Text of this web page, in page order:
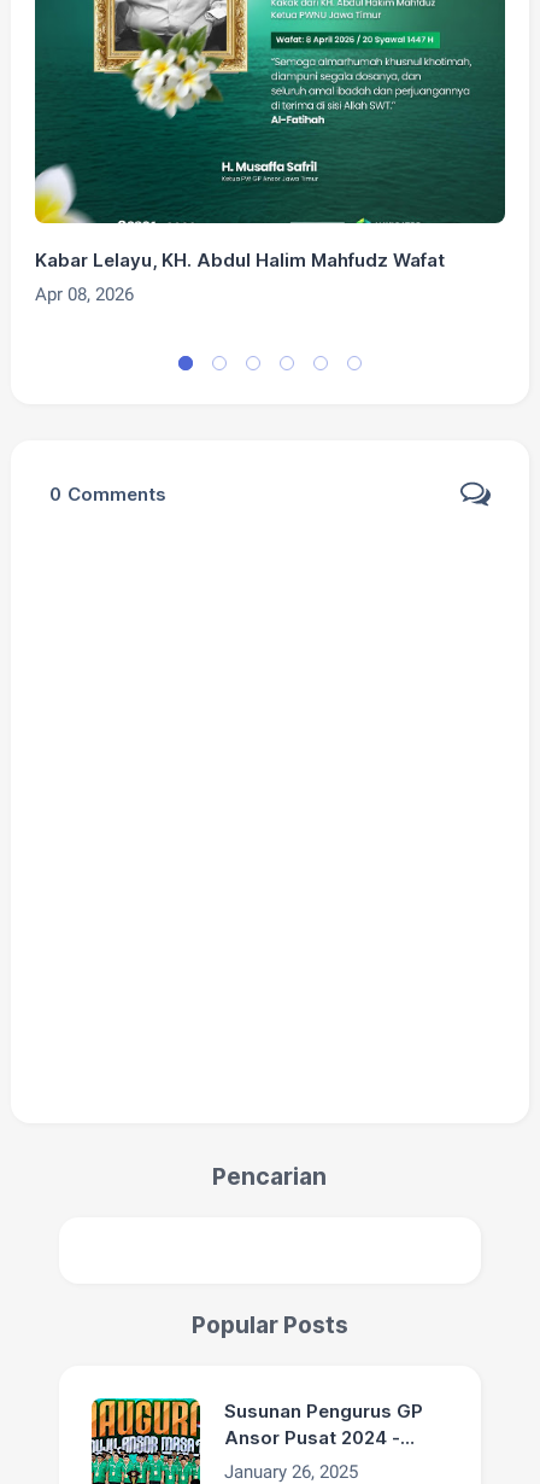
Kabar Lelayu, KH. Abdul Halim Mahfudz Wafat
Apr 08, 2026
0 Comments
Pencarian
Popular Posts
Susunan Pengurus GP
Ansor Pusat 2024 -
2029
January 26, 2025